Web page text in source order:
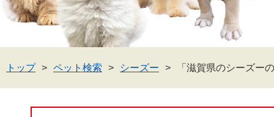
トップ ペット検索 シーズー 「滋賀県のシーズー